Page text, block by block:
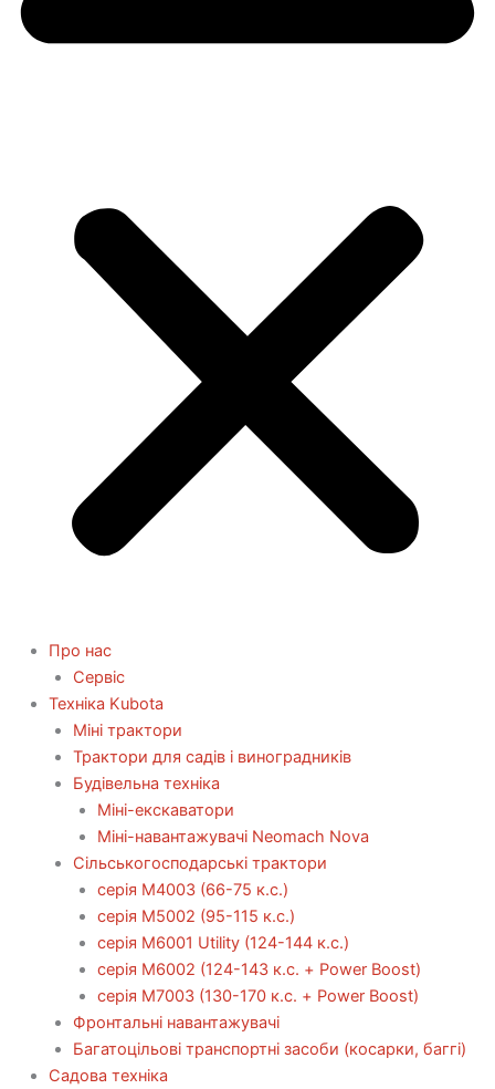
Про нас
Сервіс
Технiка Kubota
Міні трактори
Трактори для садів і виноградників
Будівельна техніка
Міні-екскаватори
Міні-навантажувачі Neomach Nova
Сільськогосподарські трактори
серія М4003 (66-75 к.с.)
серія М5002 (95-115 к.с.)
серія M6001 Utility (124-144 к.с.)
серія М6002 (124-143 к.с. + Power Boost)
серія М7003 (130-170 к.с. + Power Boost)
Фронтальні навантажувачі
Багатоцільові транспортні засоби (косарки, баггі)
Садова техніка